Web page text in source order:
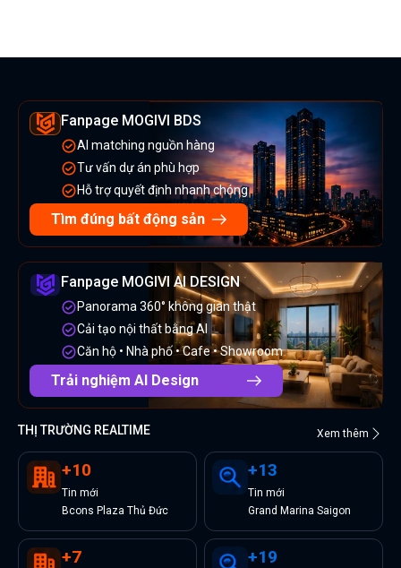
Fanpage MOGIVI BDS
AI matching nguồn hàng
Tư vấn dự án phù hợp
Hỗ trợ quyết định nhanh chóng
Tìm đúng bất động sản
Fanpage MOGIVI AI DESIGN
Panorama 360° không gian thật
Cải tạo nội thất bằng AI
Căn hộ • Nhà phố • Cafe • Showroom
Trải nghiệm AI Design
THỊ TRƯỜNG REALTIME Xem thêm
+10
Tin mới
Bcons Plaza Thủ Đức
+13
Tin mới
Grand Marina Saigon
+7 +19